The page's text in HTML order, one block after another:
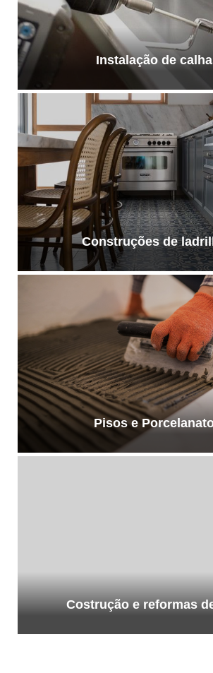
Instalação de
Construções de
Pisos e
Costrução e reformas